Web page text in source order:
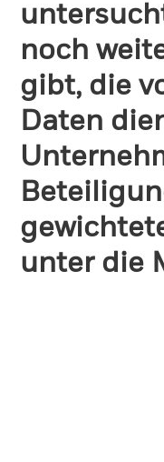
noch
gibt, die
Daten
unter die